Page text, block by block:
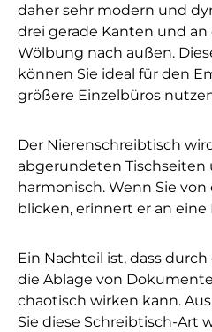
daher sehr modern und
drei gerade Kanten und an
Wölbung nach außen.
können Sie ideal für den
größere Einzelbüros
Der Nierenschreibtisch
abgerundeten
harmonisch. Wenn Sie
blicken, erinnert er an eine
Ein Nachteil ist, dass
die Ablage von
chaotisch wirken kann.
Sie diese Schreibtisch-Art